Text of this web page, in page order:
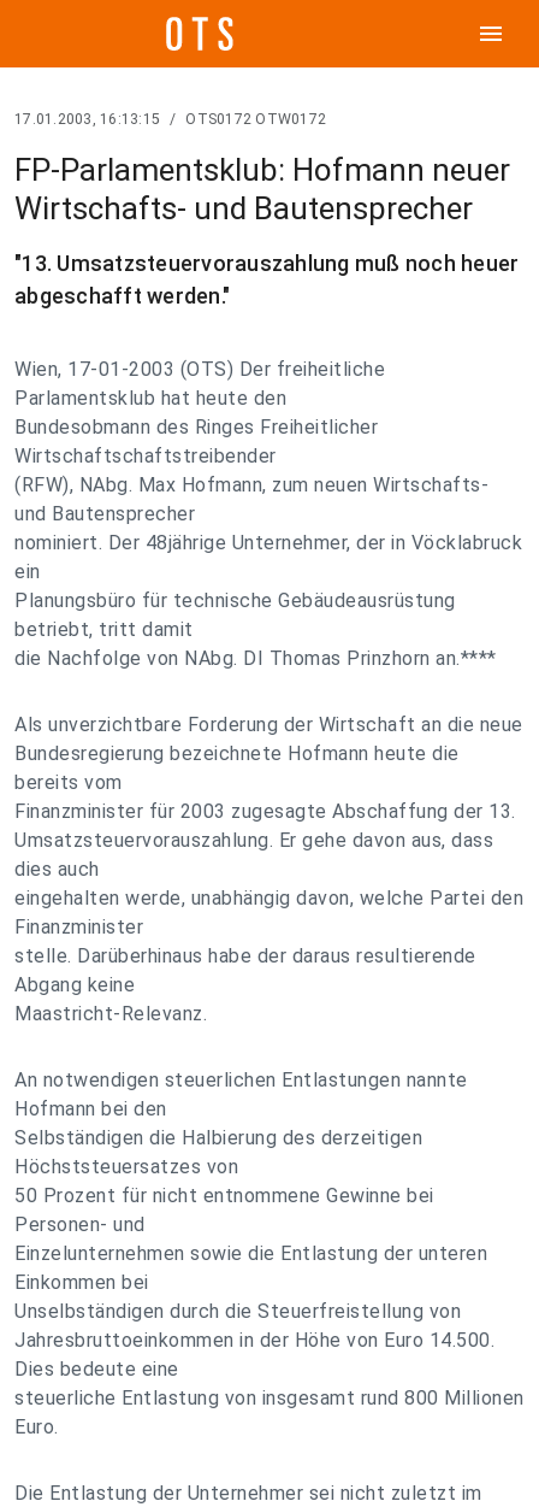
menu
17.01.2003, 16:13:15 / OTS0172 OTW0172
FP-Parlamentsklub: Hofmann neuer
Wirtschafts- und Bautensprecher
"13. Umsatzsteuervorauszahlung muß noch heuer
abgeschafft werden."
Wien, 17-01-2003 (OTS) Der freiheitliche
Parlamentsklub hat heute den
Bundesobmann des Ringes Freiheitlicher
Wirtschaftschaftstreibender
(RFW), NAbg. Max Hofmann, zum neuen Wirtschafts-
und Bautensprecher
nominiert. Der 48jährige Unternehmer, der in Vöcklabruck
ein
Planungsbüro für technische Gebäudeausrüstung
betriebt, tritt damit
die Nachfolge von NAbg. DI Thomas Prinzhorn an.****
Als unverzichtbare Forderung der Wirtschaft an die neue
Bundesregierung bezeichnete Hofmann heute die
bereits vom
Finanzminister für 2003 zugesagte Abschaffung der 13.
Umsatzsteuervorauszahlung. Er gehe davon aus, dass
dies auch
eingehalten werde, unabhängig davon, welche Partei den
Finanzminister
stelle. Darüberhinaus habe der daraus resultierende
Abgang keine
Maastricht-Relevanz.
An notwendigen steuerlichen Entlastungen nannte
Hofmann bei den
Selbständigen die Halbierung des derzeitigen
Höchststeuersatzes von
50 Prozent für nicht entnommene Gewinne bei
Personen- und
Einzelunternehmen sowie die Entlastung der unteren
Einkommen bei
Unselbständigen durch die Steuerfreistellung von
Jahresbruttoeinkommen in der Höhe von Euro 14.500.
Dies bedeute eine
steuerliche Entlastung von insgesamt rund 800 Millionen
Euro.
Die Entlastung der Unternehmer sei nicht zuletzt im